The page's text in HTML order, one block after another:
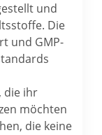
und
Die
und GMP-
die ihr
möchten
die keine